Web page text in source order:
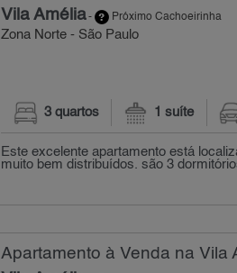
Vila Amélia- Próximo Cachoeirinha
Zona Norte - São Paulo
3 quartos 1 suíte
Este excelente apartamento está
muito bem distribuídos. são 3
Apartamento à Venda na Vila